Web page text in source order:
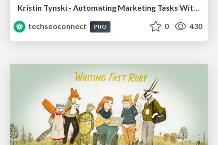
Kristin Tynski - Automating Marketing Tasks With AI
techseoconnect
PRO 0 430